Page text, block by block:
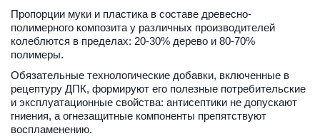
Пропорции муки и пластика в составе древесно-
полимерного композита у различных производителей
колеблются в пределах: 20-30% дерево и 80-70%
полимеры.
Обязательные технологические добавки, включенные в
рецептуру ДПК, формируют его полезные потребительские
и эксплуатационные свойства: антисептики не допускают
гниения, а огнезащитные компоненты препятствуют
воспламенению.